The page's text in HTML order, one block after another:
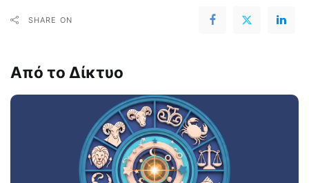
SHARE ON
Από το Δίκτυο